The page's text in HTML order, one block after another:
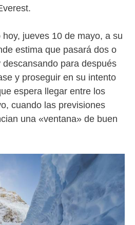
jueves 10 de mayo, a su
estima que pasará dos o
para después
y proseguir en su intento
espera llegar entre los
cuando las previsiones
una «ventana» de buen